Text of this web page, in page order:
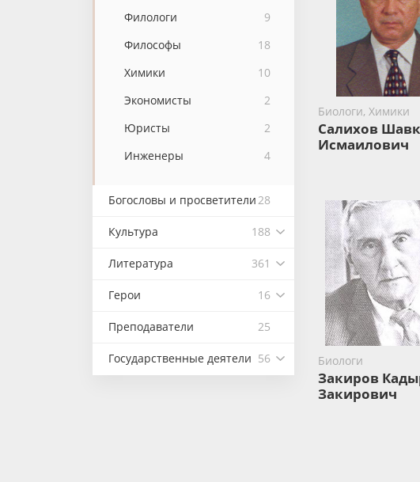
Филологи
9
Философы
18
Химики
10
Экономисты
2
Юристы
2
Инженеры
4
Богословы и просветители28
Культура 188
Литература 361
Герои 16
Преподаватели 25
Государственные деятели 56
Биологи, Химики
Салихов
Исмаилович
Биологи
Закиров
Закирович